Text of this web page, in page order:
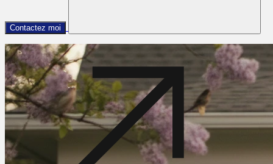
Contactez moi